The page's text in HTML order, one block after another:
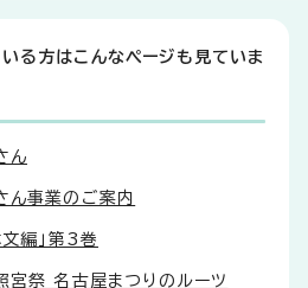
る方はこんなページも見ていま
ん
ん事業のご案内
編」第3巻
祭 名古屋まつりのルーツ